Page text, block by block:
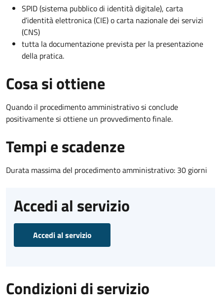
SPID (sistema pubblico di identità digitale), carta
d’identità elettronica (CIE) o carta nazionale dei servizi
(CNS)
tutta la documentazione prevista per la presentazione
della pratica.
Cosa si ottiene
Quando il procedimento amministrativo si conclude
positivamente si ottiene un provvedimento finale.
Tempi e scadenze
Durata massima del procedimento amministrativo: 30 giorni
Accedi al servizio
Accedi al servizio
Condizioni di servizio